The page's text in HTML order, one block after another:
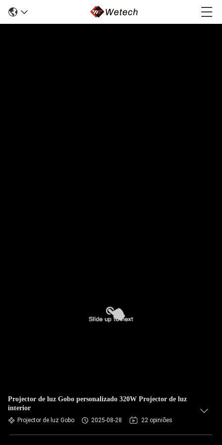
Projector de luz Gobo personalizado 320W Projector de luz
interior
Projector de luz Gobo 2025-08-28 22 opiniões